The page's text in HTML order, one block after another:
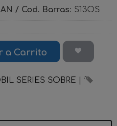
/ Cod. Barras: S13OS
a Carrito
SERIES SOBRE